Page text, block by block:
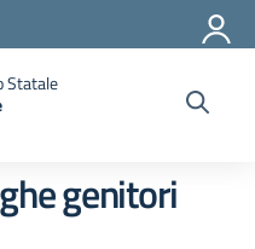
Statale
genitori